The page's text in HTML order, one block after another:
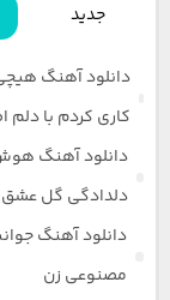
جدید
دانلود آهنگ
کاری کردم با
دانلود آهنگ
دلدادگی گل
دانلود آهنگ
مصنوعی زن